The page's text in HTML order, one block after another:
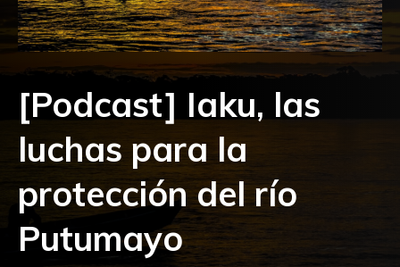
[Podcast] Iaku, las
luchas para la
protección del río
Putumayo